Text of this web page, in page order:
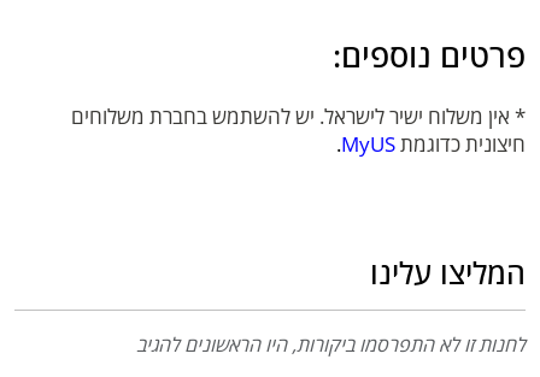
פרטים נוספים:
* אין משלוח ישיר לישראל. יש להשתמש בחברת משלוחים
חיצונית כדוגמתMyUS
.
המליצו עלינו
לחנות זו לא התפרסמו ביקורות, היו הראשונים להגיב